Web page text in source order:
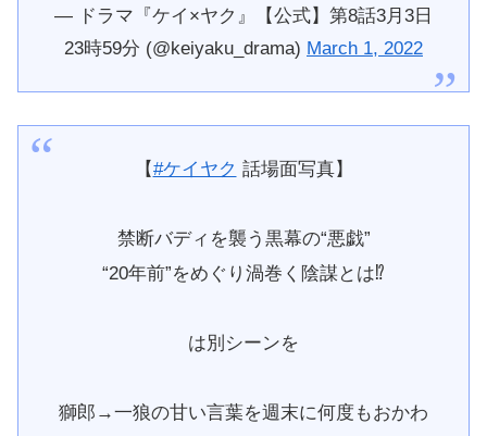
— ドラマ『ケイ×ヤク』【公式】第8話3月3日
23時59分 (@keiyaku_drama) March 1, 2022
【#ケイヤク 話場面写真】
禁断バディを襲う黒幕の“悪戯”
“20年前”をめぐり渦巻く陰謀とは⁉︎
は別シーンを
獅郎→一狼の甘い言葉を週末に何度もおかわ